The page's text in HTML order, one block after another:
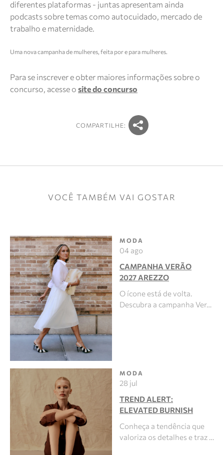
diferentes plataformas - juntas apresentam ainda
podcasts sobre temas como autocuidado, mercado de
trabalho e maternidade.
Uma nova campanha de mulheres, feita por e para mulheres.
Para se inscrever e obter maiores informações sobre o
concurso, acesse o site do concurso
COMPARTILHE:
VOCÊ TAMBÉM VAI GOSTAR
MODA
04 ago
CAMPANHA VERÃO
2027 AREZZO
O ícone está de volta.
Descubra a campanha Ver…
MODA
28 jul
TREND ALERT:
ELEVATED BURNISH
Conheça a tendência que
valoriza os detalhes e traz …